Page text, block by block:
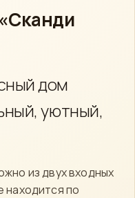
«Сканди
дом
уютный,
из двух входных
находится по